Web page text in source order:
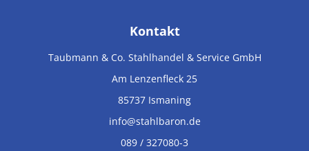
Kontakt
Taubmann & Co. Stahlhandel & Service GmbH
Am Lenzenfleck 25
85737 Ismaning
info@stahlbaron.de
089 / 327080-3